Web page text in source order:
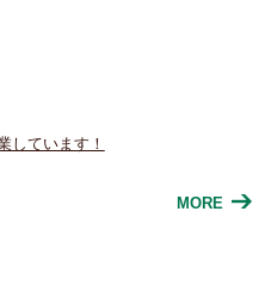
しています！
MORE